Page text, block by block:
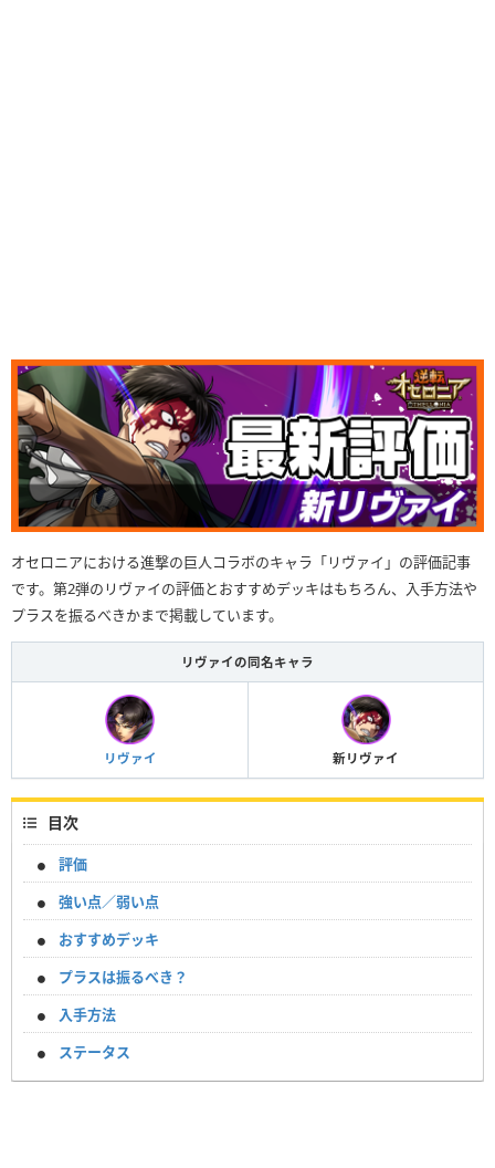
オセロニアにおける進撃の巨人コラボのキャラ「リヴァイ」の評価記事
です。第2弾のリヴァイの評価とおすすめデッキはもちろん、入手方法や
プラスを振るべきかまで掲載しています。
リヴァイの同名キャラ
リヴァイ 新リヴァイ
目次
評価
強い点／弱い点
おすすめデッキ
プラスは振るべき？
入手方法
ステータス